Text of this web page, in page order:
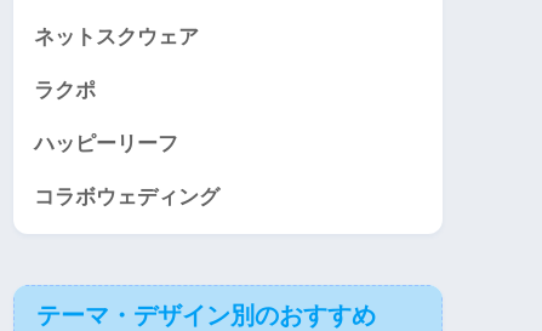
ネットスクウェア
ラクポ
ハッピーリーフ
コラボウェディング
テーマ・デザイン別のおすすめ